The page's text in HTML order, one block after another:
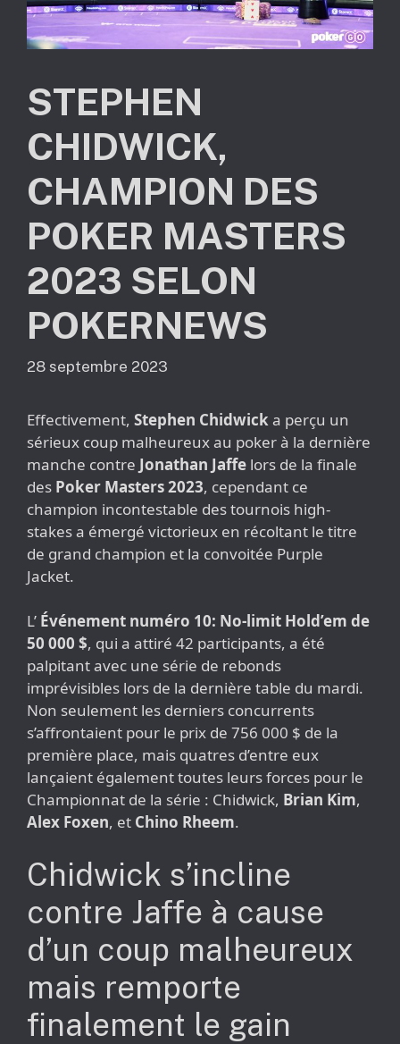
STEPHEN
CHIDWICK,
CHAMPION DES
POKER MASTERS
2023 SELON
POKERNEWS
28 septembre 2023
Effectivement, Stephen Chidwicka perçu un
sérieux coup malheureux au poker à la dernière
manche contre Jonathan Jaffe lors de la finale
des Poker Masters 2023, cependant ce
champion incontestable des tournois high-
stakes a émergé victorieux en récoltant le titre
de grand champion et la convoitée Purple
Jacket.
L’ Événement numéro 10: No-limit Hold’em de
50 000 $, qui a attiré 42 participants, a été
palpitant avec une série de rebonds
imprévisibles lors de la dernière table du mardi.
Non seulement les derniers concurrents
s’affrontaient pour le prix de 756 000 $ de la
première place, mais quatres d’entre eux
lançaient également toutes leurs forces pour le
Championnat de la série : Chidwick, Brian Kim,
Alex Foxen, et Chino Rheem.
Chidwick s’incline
contre Jaffe à cause
d’un coup malheureux
mais remporte
finalement le gain